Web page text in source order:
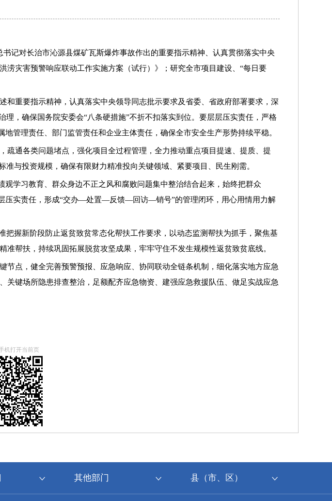
记对长治市沁源县煤矿瓦斯爆炸事故作出的重要指示精神、认真贯彻落实中央
灾害预警响应联动工作实施方案（试行）》；研究全市项目建设、“每日要
重要指示精神，认真落实中央领导同志批示要求及省委、省政府部署要求，深
，确保国务院安委会“八条硬措施”不折不扣落实到位。要层层压实责任，严格
管理责任、部门监管责任和企业主体责任，确保全市安全生产形势持续平稳。
通各类问题堵点，强化项目全过程管理，全力推动重点项目提速、提质、提
与投资规模，确保有限财力精准投向关键领域、紧要项目、民生刚需。
学习教育、群众身边不正之风和腐败问题集中整治结合起来，始终把群众
压实责任，形成“交办—处置—反馈—回访—销号”的管理闭环，用心用情用力解
握新阶段防止返贫致贫常态化帮扶工作要求，以动态监测帮扶为抓手，聚焦基
帮扶，持续巩固拓展脱贫攻坚成果，牢牢守住不发生规模性返贫致贫底线。
点，健全完善预警预报、应急响应、协同联动全链条机制，细化落实地方应急
键场所隐患排查整治，足额配齐应急物资、建强应急救援队伍、做足实战应急
机打开当前页
其他部门 县（市、区）